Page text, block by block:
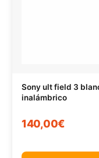
Sony ult field 3
inalámbrico
140,00€